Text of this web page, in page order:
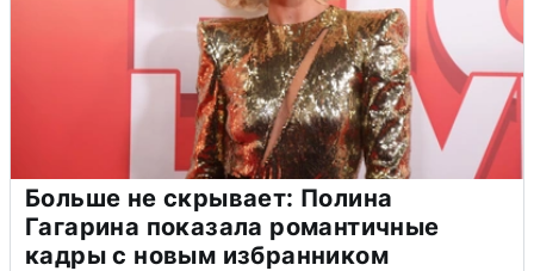
Больше не скрывает: Полина
Гагарина показала романтичные
кадры с новым избранником